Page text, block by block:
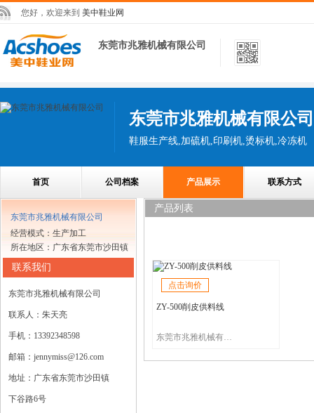
您好，欢迎来到 美中鞋业网
东莞市兆雅机械有限公司
东莞市兆雅机械有限公司
鞋服生产线,加硫机,印刷机,烫标机,冷冻机
首页 公司档案 产品展示 联系方式
东莞市兆雅机械有限公司
经营模式：生产加工
所在地区：广东省东莞市沙田镇
联系我们
东莞市兆雅机械有限公司
联系人：朱天亮
手机：13392348598
邮箱：jennymiss@126.com
地址：广东省东莞市沙田镇
下谷路6号
产品列表
点击询价
ZY-500削皮供料线
东莞市兆雅机械有限公司